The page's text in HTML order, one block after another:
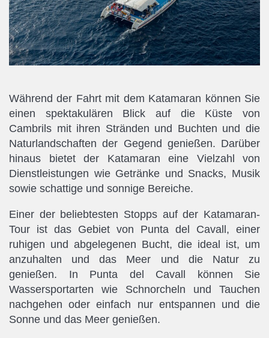
Während der Fahrt mit dem Katamaran können Sie
einen spektakulären Blick auf die Küste von
Cambrils mit ihren Stränden und Buchten und die
Naturlandschaften der Gegend genießen. Darüber
hinaus bietet der Katamaran eine Vielzahl von
Dienstleistungen wie Getränke und Snacks, Musik
sowie schattige und sonnige Bereiche.
Einer der beliebtesten Stopps auf der Katamaran-
Tour ist das Gebiet von Punta del Cavall, einer
ruhigen und abgelegenen Bucht, die ideal ist, um
anzuhalten und das Meer und die Natur zu
genießen. In Punta del Cavall können Sie
Wassersportarten wie Schnorcheln und Tauchen
nachgehen oder einfach nur entspannen und die
Sonne und das Meer genießen.